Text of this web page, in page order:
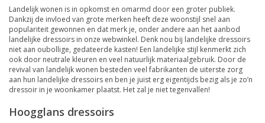
Landelijk wonen is in opkomst en omarmd door een groter publiek.
Dankzij de invloed van grote merken heeft deze woonstijl snel aan
populariteit gewonnen en dat merk je, onder andere aan het aanbod
landelijke dressoirs in onze webwinkel. Denk nou bij landelijke dressoirs
niet aan oubollige, gedateerde kasten! Een landelijke stijl kenmerkt zich
ook door neutrale kleuren en veel natuurlijk materiaalgebruik. Door de
revival van landelijk wonen besteden veel fabrikanten de uiterste zorg
aan hun landelijke dressoirs en ben je juist erg eigentijds bezig als je zo’n
dressoir in je woonkamer plaatst. Het zal je niet tegenvallen!
Hoogglans dressoirs